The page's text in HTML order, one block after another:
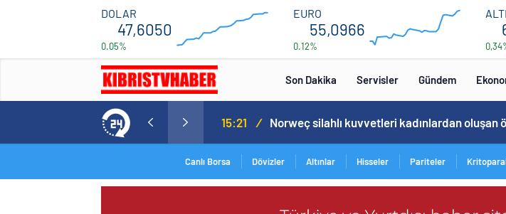
DOLAR
47,6050
0.05%
00:00 00:00
EURO
55,0966
0.12%
00:00 00:00
Son Dakika Servisler Gündem
Norweç silahlı kuvvetleri kadınlardan oluşan özel kuvvetler eğitimlerini başlattı. 15:20 /
Canlı Borsa Dövizler Altınlar Hisseler Pariteler